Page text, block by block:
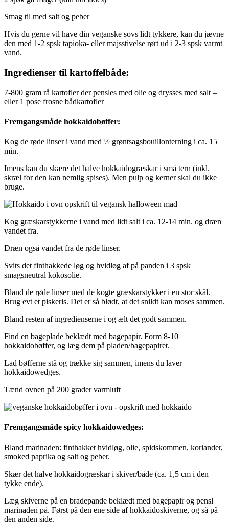
Smag til med salt og peber
Hvis du gerne vil have din veganske sovs lidt tykkere, kan du jævne
den med 1-2 spsk tapioka- eller majsstivelse rørt ud i 2-3 spsk varmt
vand.
Ingredienser til kartoffelbåde:
7-800 gram rå kartofler der pensles med olie og drysses med salt –
eller 1 pose frosne bådkartofler
Fremgangsmåde hokkaidobøffer:
Kog de røde linser i vand med ½ grøntsagsbouillonterning i ca. 15
min.
Imens kan du skære det halve hokkaidogræskar i små tern (inkl.
skræl for den kan nemlig spises). Men pulp og kerner skal du ikke
bruge.
Kog græskarstykkerne i vand med lidt salt i ca. 12-14 min. og dræn
vandet fra.
Dræn også vandet fra de røde linser.
Svits det finthakkede løg og hvidløg af på panden i 3 spsk
smagsneutral kokosolie.
Bland de røde linser med de kogte græskarstykker i en stor skål.
Brug evt et piskeris. Det er så blødt, at det snildt kan moses sammen.
Bland resten af ingredienserne i og ælt det godt sammen.
Find en bageplade beklædt med bagepapir. Form 8-10
hokkaidobøffer, og læg dem på pladen/bagepapiret.
Lad bøfferne stå og trække sig sammen, imens du laver
hokkaidowedges.
Tænd ovnen på 200 grader varmluft
Fremgangsmåde spicy hokkaidowedges:
Bland marinaden: finthakket hvidløg, olie, spidskommen, koriander,
smoked paprika og salt og peber.
Skær det halve hokkaidogræskar i skiver/både (ca. 1,5 cm i den
tykke ende).
Læg skiverne på en bradepande beklædt med bagepapir og pensl
marinaden på. Først på den ene side af hokkaidoskiverne, og så på
den anden side.